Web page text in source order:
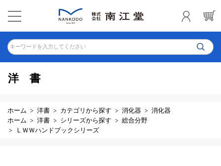
キーワードを入力してください
洋書
ホーム 洋書 カテゴリから探す 消化器
消化器
ホーム
洋書 シリーズから探す
総合分野
ＬＷＷハンドブックシリーズ